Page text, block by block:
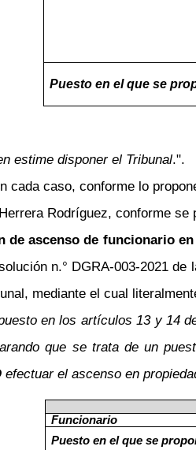
Puesto en el que se
estime disponer el Tribunal.".
cada caso, conforme lo
Rodríguez, conforme se
de ascenso de funcionario
n.° DGRA-003-2021
mediante el cual
en los artículos 13 y 14
que se trata de un
efectuar el ascenso en
Funcionario
Puesto en el que se